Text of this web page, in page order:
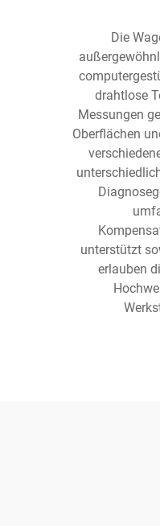
Die
drahtlose
Messungen
Oberflächen
unterstützt
erlauben